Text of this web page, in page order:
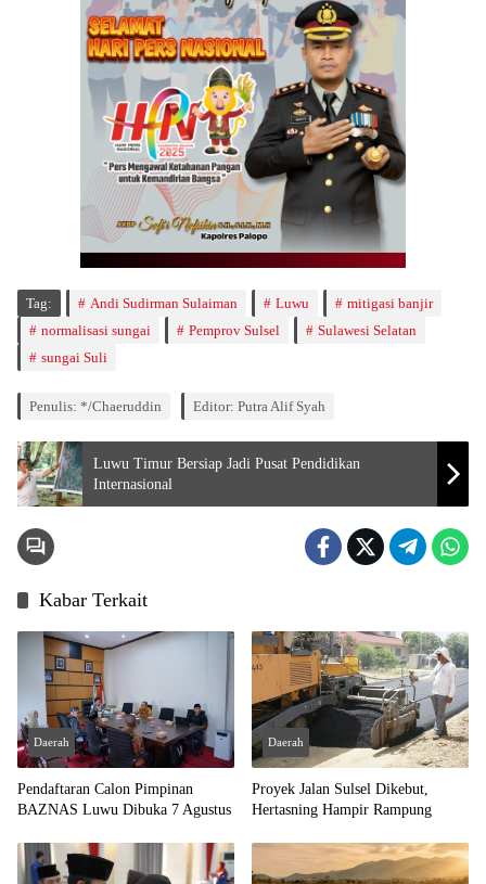
Tag: Andi Sudirman Sulaiman Luwu
mitigasi banjir
normalisasi sungai
Pemprov Sulsel
Sulawesi Selatan
sungai Suli
Penulis: */Chaeruddin Editor: Putra Alif Syah
Luwu Timur Bersiap Jadi Pusat Pendidikan
Internasional
Kabar Terkait
Daerah
Pendaftaran Calon Pimpinan
BAZNAS Luwu Dibuka 7 Agustus
Daerah
Proyek Jalan Sulsel Dikebut,
Hertasning Hampir Rampung